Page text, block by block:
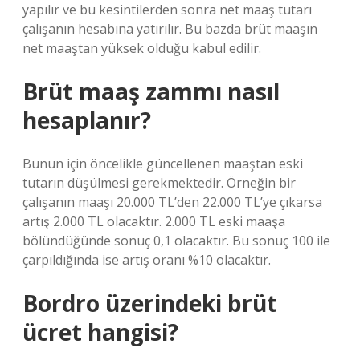
yapılır ve bu kesintilerden sonra net maaş tutarı
çalışanın hesabına yatırılır. Bu bazda brüt maaşın
net maaştan yüksek olduğu kabul edilir.
Brüt maaş zammı nasıl
hesaplanır?
Bunun için öncelikle güncellenen maaştan eski
tutarın düşülmesi gerekmektedir. Örneğin bir
çalışanın maaşı 20.000 TL’den 22.000 TL’ye çıkarsa
artış 2.000 TL olacaktır. 2.000 TL eski maaşa
bölündüğünde sonuç 0,1 olacaktır. Bu sonuç 100 ile
çarpıldığında ise artış oranı %10 olacaktır.
Bordro üzerindeki brüt
ücret hangisi?